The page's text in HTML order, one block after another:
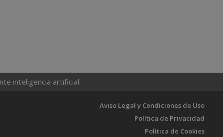
inteligencia artificial.
Aviso Legal y Condiciones de Uso
Política de Privacidad
Política de Cookies